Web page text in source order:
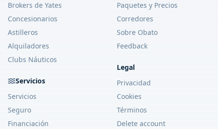
Brokers de Yates
Concesionarios
Astilleros
Alquiladores
Clubs Náuticos
Servicios
Servicios
Seguro
Financiación
Paquetes y Precios
Corredores
Sobre Obato
Feedback
Legal
Privacidad
Cookies
Términos
Delete account